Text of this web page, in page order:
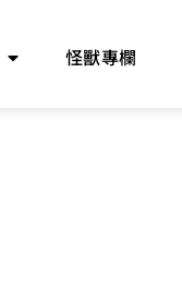
怪獸專欄